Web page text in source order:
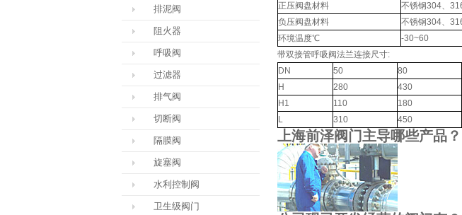
排泥阀
阻火器
呼吸阀
过滤器
排气阀
切断阀
隔膜阀
旋塞阀
水利控制阀
卫生级阀门
正压阀盘材料
不锈钢304、
负压阀盘材料
不锈钢304、
环境温度℃
-30~60
带双接管呼吸阀法兰连接尺寸:
DN
50 80
H
280 430
H1
110 180
L
310 450
上海前泽阀门主导哪些产品？